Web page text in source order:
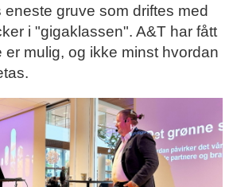
gruve som driftes med
i "gigaklassen". A&T har fått
er mulig, og ikke minst hvordan